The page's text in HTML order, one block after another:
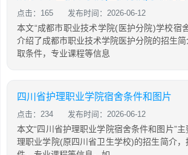
点击：165 发布时间：2026-06-12
本文“成都市职业技术学院(医护分院)学校宿
介绍了成都市职业技术学院医护分院的招生
取条件，专业课程等信息
四川省护理职业学院宿舍条件和图片
点击：234 发布时间：2026-06-12
本文“四川省护理职业学院宿舍条件和图片”
理职业学院(原四川省卫生学校)的招生简介